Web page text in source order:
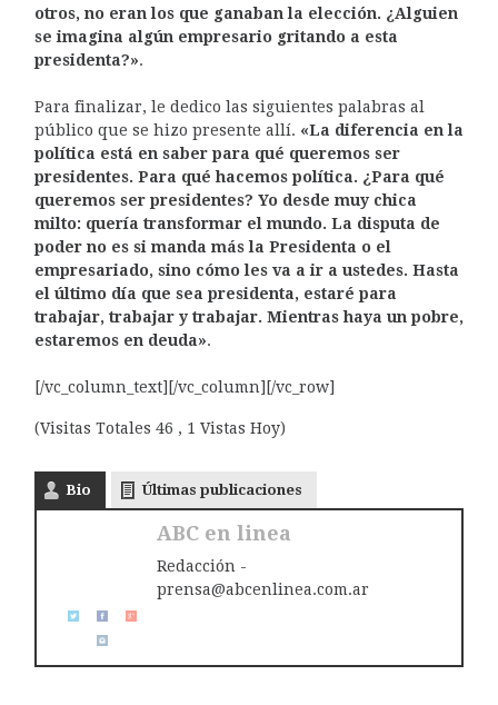
otros, no eran los que ganaban la elección. ¿Alguien
se imagina algún empresario gritando a esta
presidenta?».
Para finalizar, le dedico las siguientes palabras al
público que se hizo presente allí. «La diferencia en la
política está en saber para qué queremos ser
presidentes. Para qué hacemos política. ¿Para qué
queremos ser presidentes? Yo desde muy chica
milto: quería transformar el mundo. La disputa de
poder no es si manda más la Presidenta o el
empresariado, sino cómo les va a ir a ustedes. Hasta
el último día que sea presidenta, estaré para
trabajar, trabajar y trabajar. Mientras haya un pobre,
estaremos en deuda».
[/vc_column_text][/vc_column][/vc_row]
(Visitas Totales 46 , 1 Vistas Hoy)
Bio Últimas publicaciones
ABC en linea
Redacción -
prensa@abcenlinea.com.ar